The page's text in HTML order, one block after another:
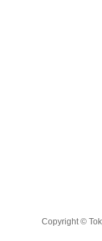
Copyright ©